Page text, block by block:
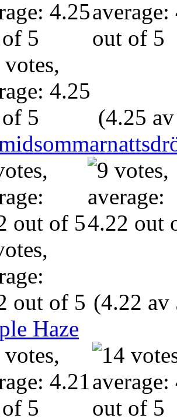
(4.25
(4.22 av
Haze